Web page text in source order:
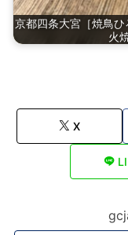
京都四条大宮［焼鳥
火
X